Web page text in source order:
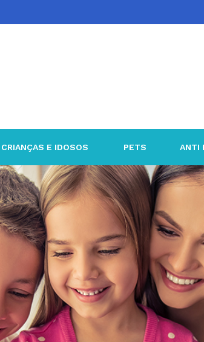
CRIANÇAS E IDOSOS PETS ANTI